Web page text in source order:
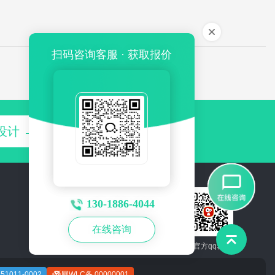
计 →
官方qq群
扫码咨询客服 · 获取报价
130-1886-4044
在线咨询